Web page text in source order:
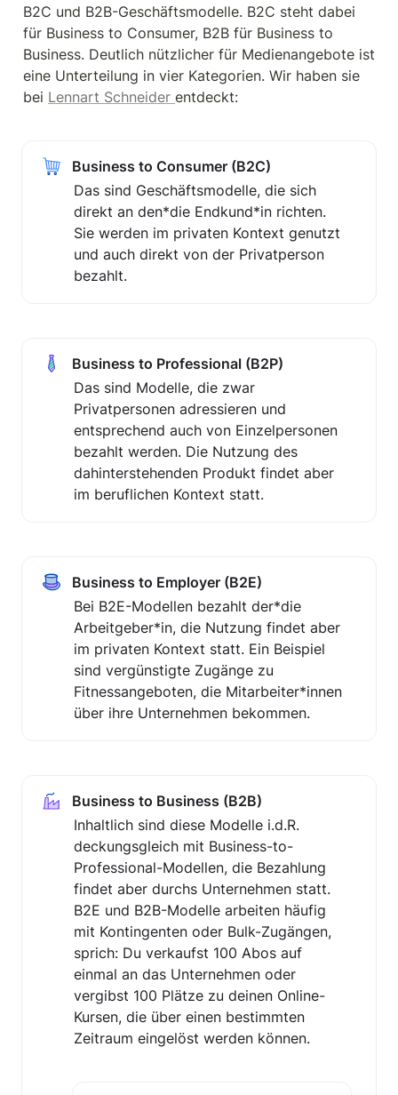
B2C und B2B-Geschäftsmodelle. B2C steht dabei
für Business to Consumer, B2B für Business to
Business. Deutlich nützlicher für Medienangebote ist
eine Unterteilung in vier Kategorien. Wir haben sie
bei Lennart Schneider entdeckt:
Business to Consumer (B2C)
Das sind Geschäftsmodelle, die sich
direkt an den*die Endkund*in richten.
Sie werden im privaten Kontext genutzt
und auch direkt von der Privatperson
bezahlt.
Business to Professional (B2P)
Das sind Modelle, die zwar
Privatpersonen adressieren und
entsprechend auch von Einzelpersonen
bezahlt werden. Die Nutzung des
dahinterstehenden Produkt findet aber
im beruflichen Kontext statt.
Business to Employer (B2E)
Bei B2E-Modellen bezahlt der*die
Arbeitgeber*in, die Nutzung findet aber
im privaten Kontext statt. Ein Beispiel
sind vergünstigte Zugänge zu
Fitnessangeboten, die Mitarbeiter*innen
über ihre Unternehmen bekommen.
Business to Business (B2B)
Inhaltlich sind diese Modelle i.d.R.
deckungsgleich mit Business-to-
Professional-Modellen, die Bezahlung
findet aber durchs Unternehmen statt.
B2E und B2B-Modelle arbeiten häufig
mit Kontingenten oder Bulk-Zugängen,
sprich: Du verkaufst 100 Abos auf
einmal an das Unternehmen oder
vergibst 100 Plätze zu deinen Online-
Kursen, die über einen bestimmten
Zeitraum eingelöst werden können.